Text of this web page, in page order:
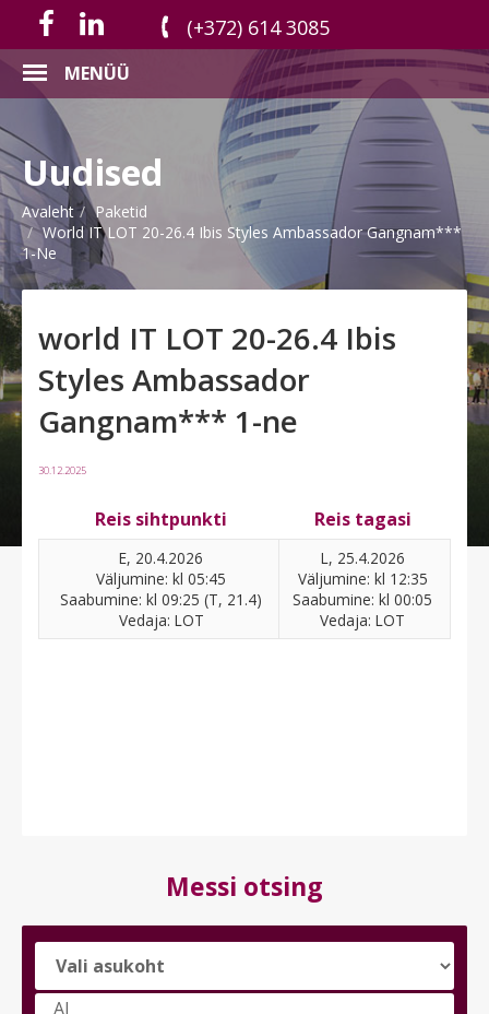
(+372) 614 3085
MENÜÜ
Uudised
Avaleht
Paketid
World IT LOT 20-26.4 Ibis Styles Ambassador Gangnam***
1-Ne
world IT LOT 20-26.4 Ibis
Styles Ambassador
Gangnam*** 1-ne
30.12.2025
Reis sihtpunkti Reis tagasi
E, 20.4.2026
Väljumine: kl 05:45
Saabumine: kl 09:25 (T, 21.4)
Vedaja: LOT
L, 25.4.2026
Väljumine: kl 12:35
Saabumine: kl 00:05
Vedaja: LOT
Messi otsing